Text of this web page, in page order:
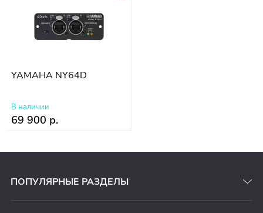
YAMAHA NY64D
В наличии
69 900 р.
ПОПУЛЯРНЫЕ РАЗДЕЛЫ